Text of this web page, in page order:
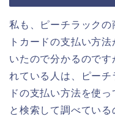
私も、ピーチラック
トカードの支払い方
いたので分かるので
れている人は、ピー
ドの支払い方法を使
と検索して調べている